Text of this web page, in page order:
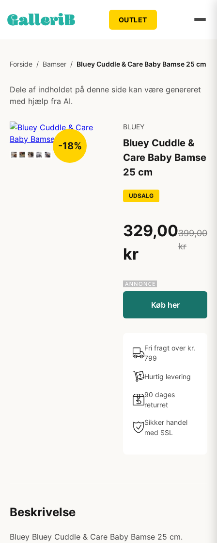
OUTLET
Forside / Bamser / Bluey Cuddle & Care Baby Bamse 25 cm
Dele af indholdet på denne side kan være genereret
med hjælp fra AI.
-18%
BLUEY
Bluey Cuddle &
Care Baby Bamse
25 cm
UDSALG
329,00
kr
399,00
kr
Køb her
Fri fragt over kr.
799
Hurtig levering
90 dages
returret
Sikker handel
med SSL
Beskrivelse
Bluey Bluey Cuddle & Care Baby Bamse 25 cm.